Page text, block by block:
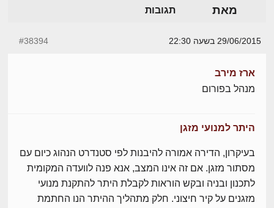
מאת תגובות
29/06/2015 בשעה 22:30 #38394
ארז מירב
מנהל בפורום
היתר למנועי מזגן
בעיקרון, הדירה אמורה להיבנות לפי סטנדרט הנהוג כיום עם
מסתור מזגן. אם זה אינו המצב, אנא פנה לוועדה המקומית
לתכנון ובניה ובקש הוראות לקבלת היתר להתקנת מנועי
מזגנים על קיר חיצוני. חלק מתהליך ההיתר הנו החתמת